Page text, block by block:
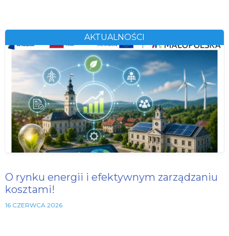
AKTUALNOŚCI
O rynku energii i efektywnym zarządzaniu
kosztami!
16 CZERWCA 2026